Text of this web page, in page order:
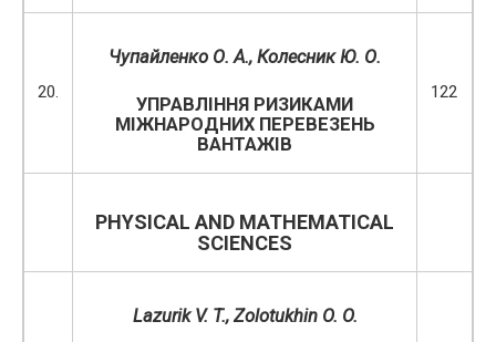
20.
Чупайленко О. А., Колесник Ю. О.
УПРАВЛІННЯ РИЗИКАМИ
МІЖНАРОДНИХ ПЕРЕВЕЗЕНЬ
ВАНТАЖІВ
122
PHYSICAL AND MATHEMATICAL
SCIENCES
Lazurik V. T., Zolotukhin O. O.